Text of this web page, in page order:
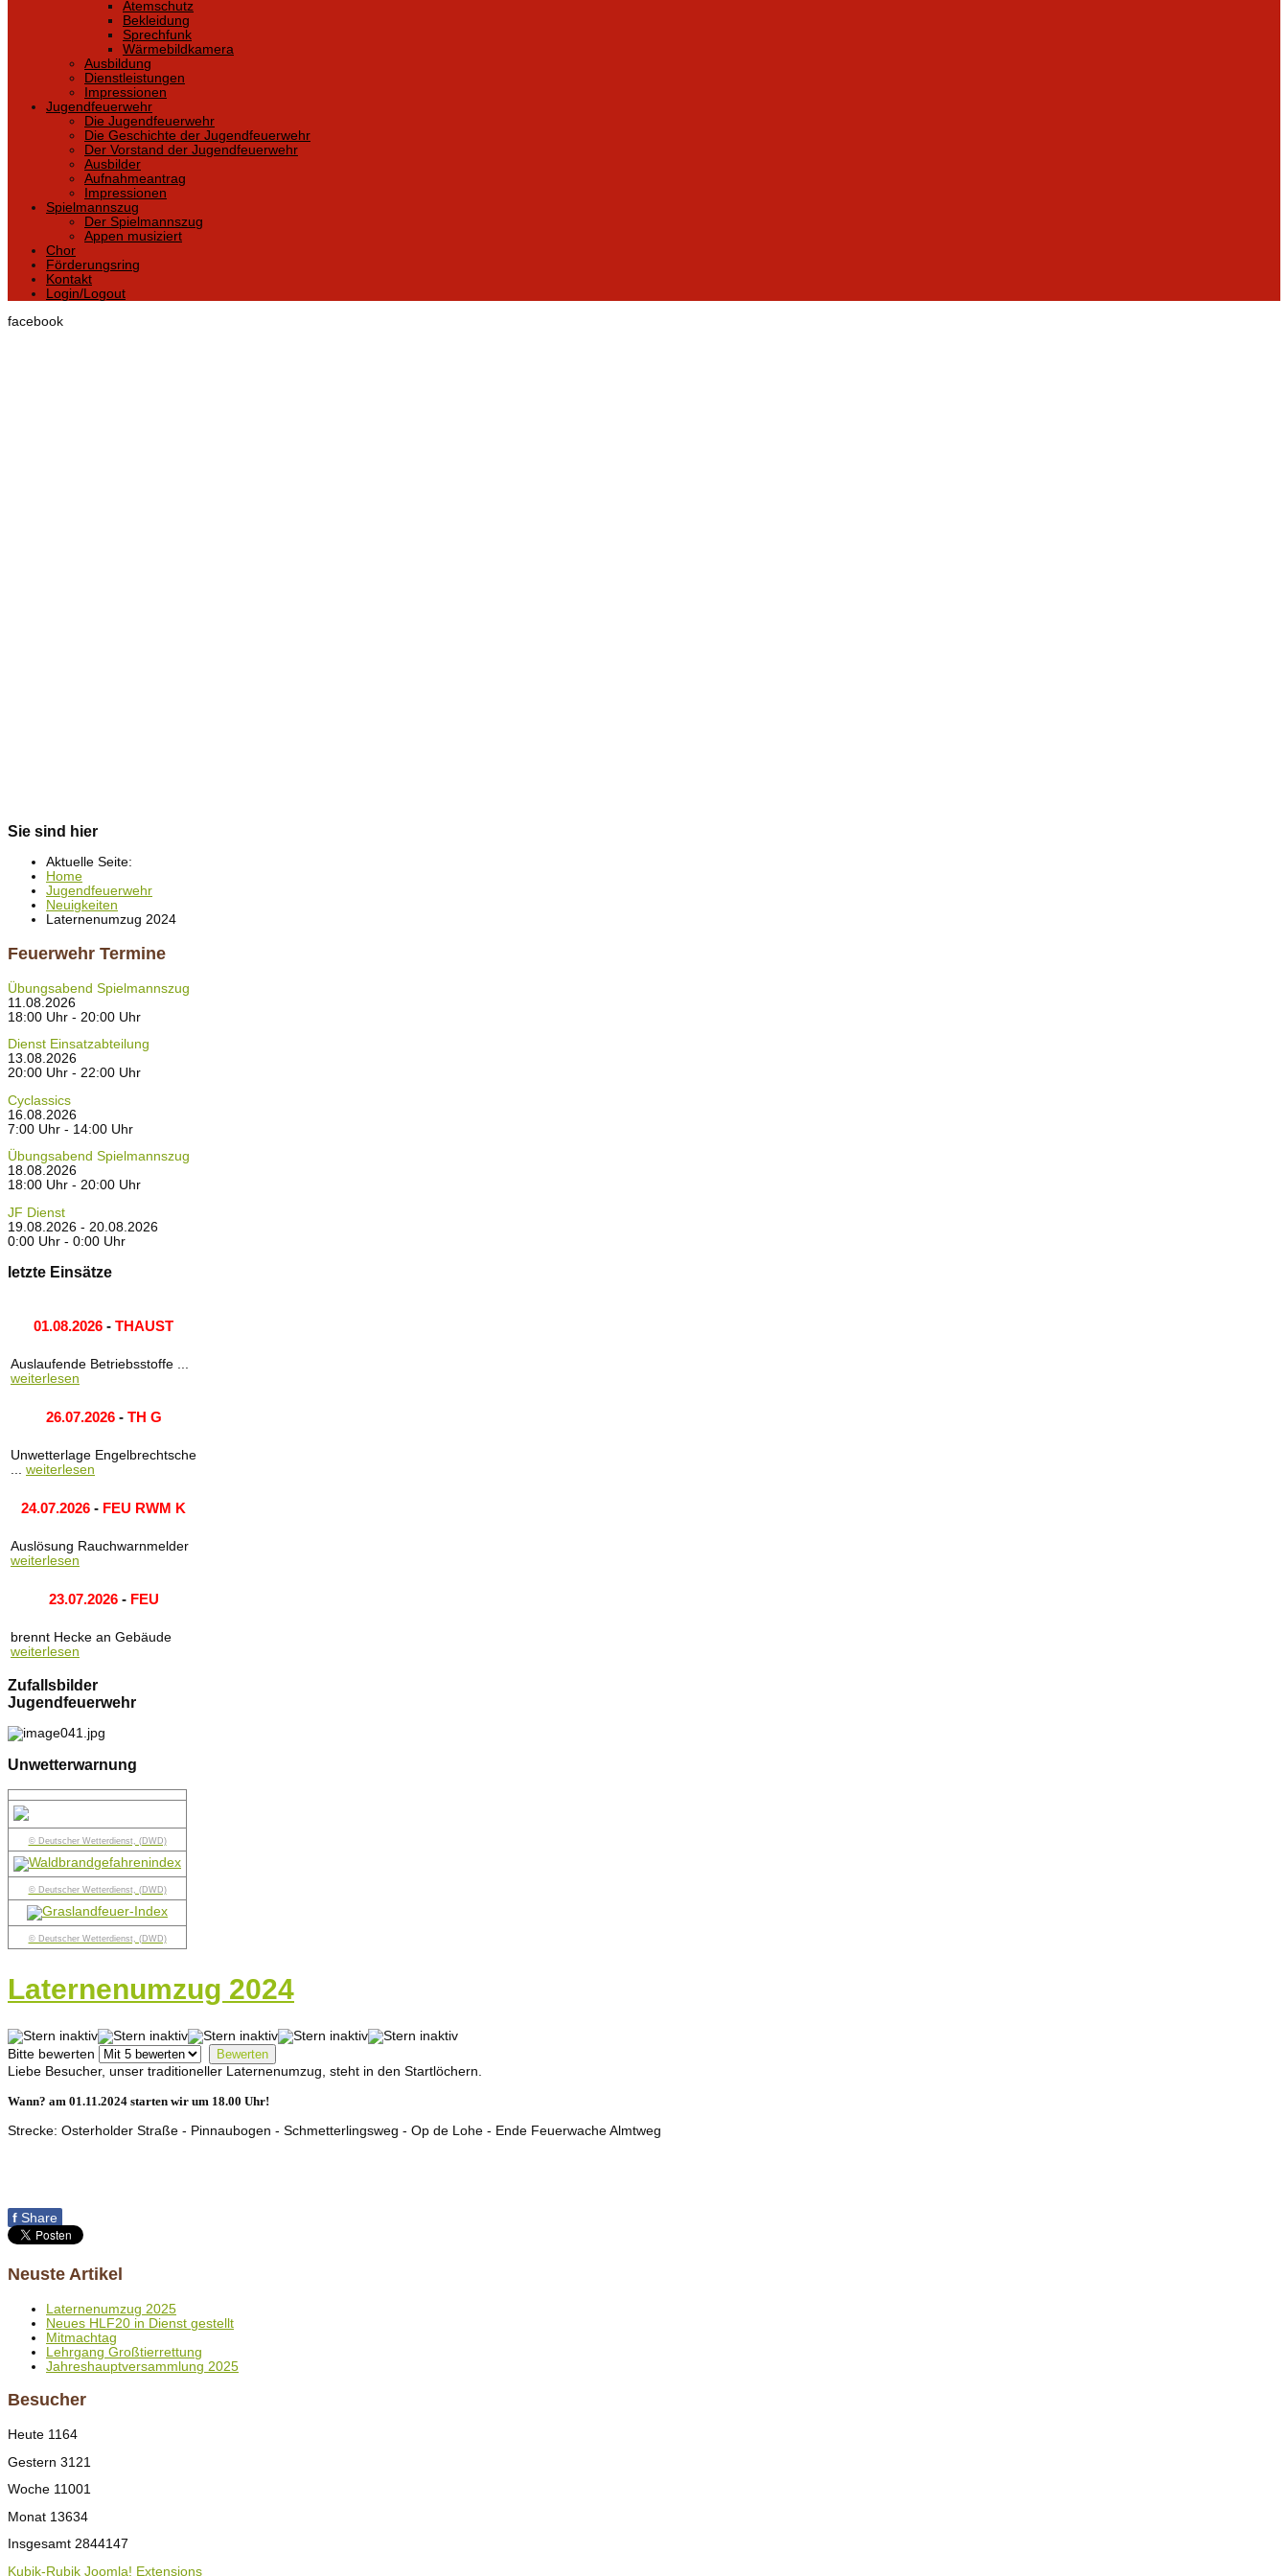
Atemschutz
Bekleidung
Sprechfunk
Wärmebildkamera
Ausbildung
Dienstleistungen
Impressionen
Jugendfeuerwehr
Die Jugendfeuerwehr
Die Geschichte der Jugendfeuerwehr
Der Vorstand der Jugendfeuerwehr
Ausbilder
Aufnahmeantrag
Impressionen
Spielmannszug
Der Spielmannszug
Appen musiziert
Chor
Förderungsring
Kontakt
Login/Logout
facebook
Sie sind hier
Aktuelle Seite:
Home
Jugendfeuerwehr
Neuigkeiten
Laternenumzug 2024
Feuerwehr Termine
Übungsabend Spielmannszug
11.08.2026
18:00 Uhr - 20:00 Uhr
Dienst Einsatzabteilung
13.08.2026
20:00 Uhr - 22:00 Uhr
Cyclassics
16.08.2026
7:00 Uhr - 14:00 Uhr
Übungsabend Spielmannszug
18.08.2026
18:00 Uhr - 20:00 Uhr
JF Dienst
19.08.2026 - 20.08.2026
0:00 Uhr - 0:00 Uhr
letzte Einsätze
01.08.2026 - THAUST
Auslaufende Betriebsstoffe ...
weiterlesen
26.07.2026- TH G
Unwetterlage Engelbrechtsche
... weiterlesen
24.07.2026 - FEU RWM K
Auslösung Rauchwarnmelder
weiterlesen
23.07.2026- FEU
brennt Hecke an Gebäude
weiterlesen
Zufallsbilder
Jugendfeuerwehr
Unwetterwarnung
© Deutscher Wetterdienst, (DWD)
© Deutscher Wetterdienst, (DWD)
© Deutscher Wetterdienst, (DWD)
Laternenumzug 2024
Bitte bewerten
Liebe Besucher, unser traditioneller Laternenumzug, steht in den Startlöchern.
Wann? am 01.11.2024 starten wir um 18.00 Uhr!
Strecke: Osterholder Straße - Pinnaubogen - Schmetterlingsweg - Op de Lohe - Ende Feuerwache Almtweg
f Share
Neuste Artikel
Laternenumzug 2025
Neues HLF20 in Dienst gestellt
Mitmachtag
Lehrgang Großtierrettung
Jahreshauptversammlung 2025
Besucher
Heute 1164
Gestern 3121
Woche 11001
Monat 13634
Insgesamt 2844147
Kubik-Rubik Joomla! Extensions